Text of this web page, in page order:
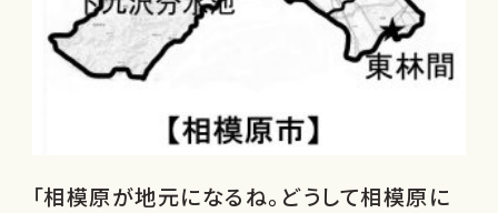
「相模原が地元になるね。どうして相模原に